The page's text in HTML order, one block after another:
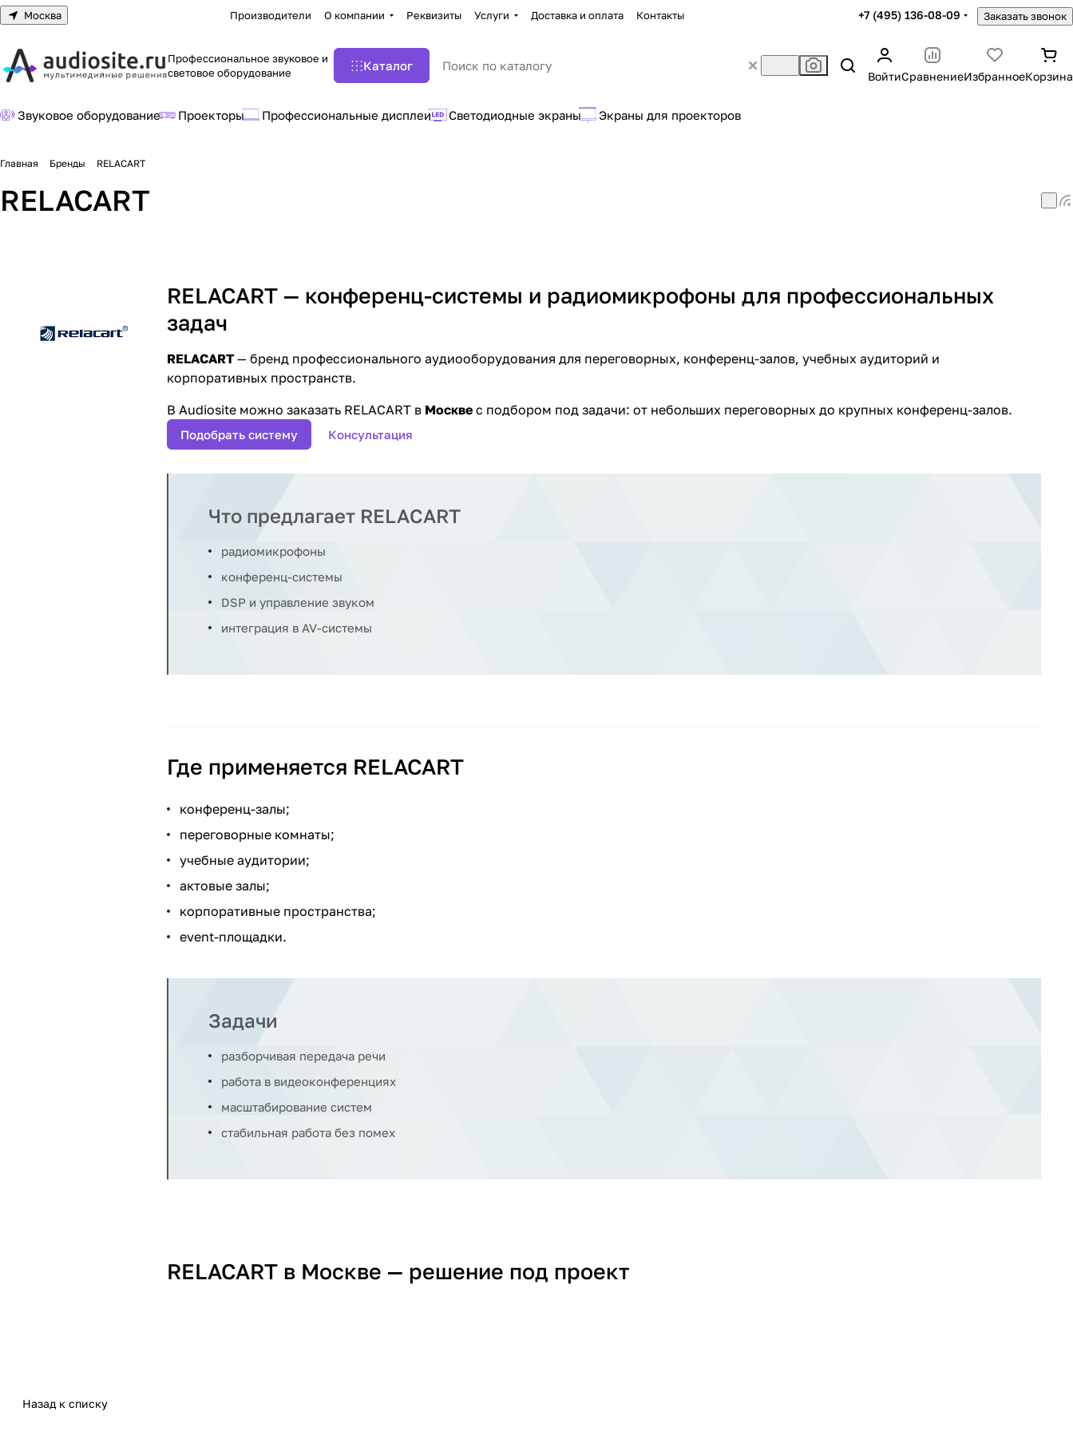
Москва Производители О компании Реквизиты Услуги Доставка и оплата Контакты +7 (495) 136-08-09 Заказать звонок
Профессиональное звуковое и
световое оборудование
Каталог
ВойтиСравнениеИзбранноеКорзина
Звуковое оборудование Проекторы Профессиональные дисплеи Светодиодные экраны Экраны для проекторов
Главная Бренды RELACART
RELACART
RELACART — конференц-системы и радиомикрофоны для профессиональных
задач
RELACART — бренд профессионального аудиооборудования для переговорных, конференц-залов, учебных аудиторий и
корпоративных пространств.
В Audiosite можно заказать RELACART в Москве с подбором под задачи: от небольших переговорных до крупных конференц-залов.
Подобрать систему Консультация
Что предлагает RELACART
радиомикрофоны
конференц-системы
DSP и управление звуком
интеграция в AV-системы
Где применяется RELACART
конференц-залы;
переговорные комнаты;
учебные аудитории;
актовые залы;
корпоративные пространства;
event-площадки.
Задачи
разборчивая передача речи
работа в видеоконференциях
масштабирование систем
стабильная работа без помех
RELACART в Москве — решение под проект
Назад к списку